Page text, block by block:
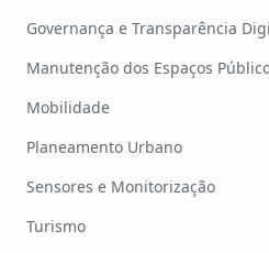
Governança e Transparência
Manutenção dos Espaços
Mobilidade
Planeamento Urbano
Sensores e Monitorização
Turismo